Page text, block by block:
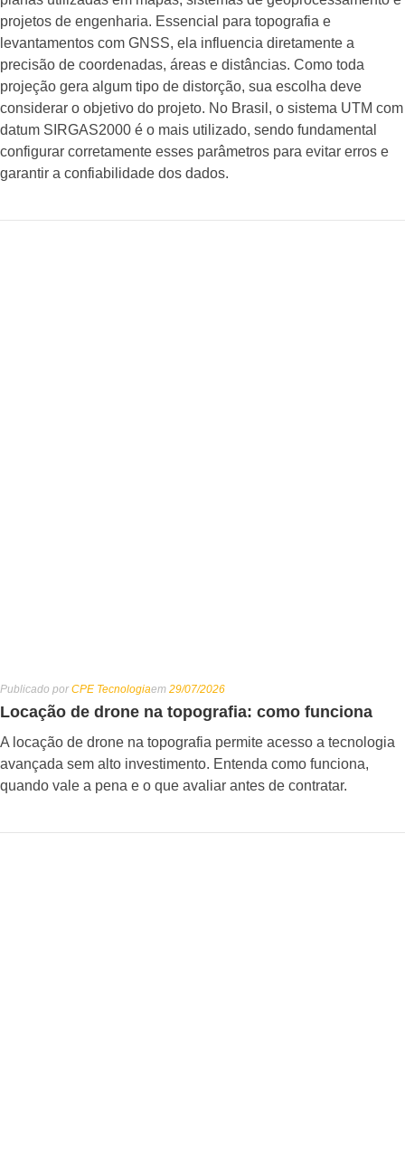
projetos de engenharia. Essencial para topografia e
levantamentos com GNSS, ela influencia diretamente a
precisão de coordenadas, áreas e distâncias. Como toda
projeção gera algum tipo de distorção, sua escolha deve
considerar o objetivo do projeto. No Brasil, o sistema UTM com
datum SIRGAS2000 é o mais utilizado, sendo fundamental
configurar corretamente esses parâmetros para evitar erros e
garantir a confiabilidade dos dados.
Publicado por CPE Tecnologiaem 29/07/2026
Locação de drone na topografia: como funciona
A locação de drone na topografia permite acesso a tecnologia
avançada sem alto investimento. Entenda como funciona,
quando vale a pena e o que avaliar antes de contratar.